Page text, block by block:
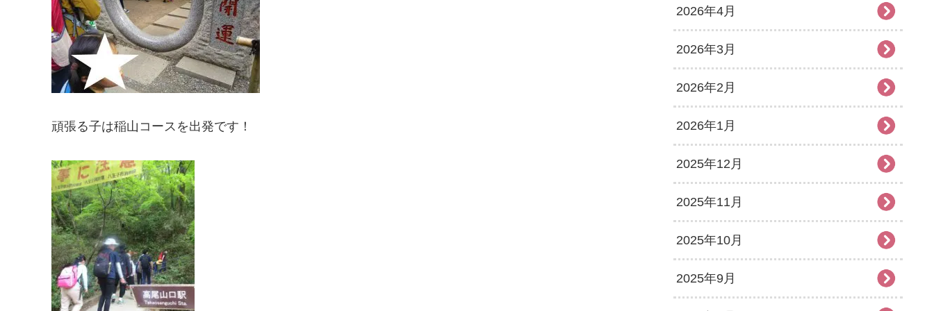
頑張る子は稲山コースを出発です！
2026年4月
2026年3月
2026年2月
2026年1月
2025年12月
2025年11月
2025年10月
2025年9月